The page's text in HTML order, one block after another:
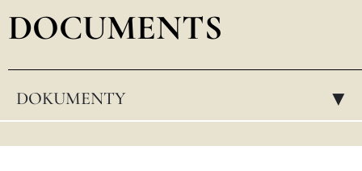
DEUTSCH
DOCUMENTS
DOKUMENTY ▸